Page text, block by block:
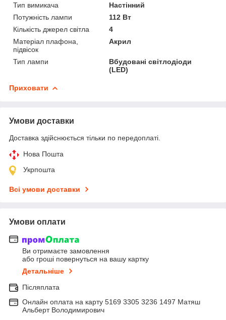
Тип вимикача
Настінний
Потужність лампи
112 Вт
Кількість джерел світла
4
Матеріал плафона,
підвісок
Акрил
Тип лампи
Вбудовані світлодіоди
(LED)
Приховати
Умови доставки
Доставка здійснюється тільки по передоплаті.
Нова Пошта
Укрпошта
Всі умови доставки
Умови оплати
Ви отримаєте замовлення
або гроші повернуться на вашу картку
Детальніше
Післяплата
Онлайн оплата на карту 5169 3305 3236 1497 Матяш
Альберт Володимирович